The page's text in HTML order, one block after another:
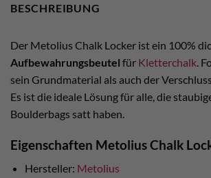
BESCHREIBUNG
Der Metolius Chalk Locker ist ein 100%
Aufbewahrungsbeutel für Kletterchalk .
sein Grundmaterial als auch der
Es ist die ideale Lösung für alle, die
Boulderbags satt haben.
Eigenschaften Metolius Chalk
Hersteller: Metolius